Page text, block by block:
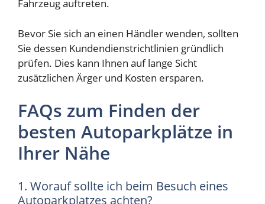
Fahrzeug auftreten.
Bevor Sie sich an einen Händler wenden, sollten
Sie dessen Kundendienstrichtlinien gründlich
prüfen. Dies kann Ihnen auf lange Sicht
zusätzlichen Ärger und Kosten ersparen.
FAQs zum Finden der
besten Autoparkplätze in
Ihrer Nähe
1. Worauf sollte ich beim Besuch eines
Autoparkplatzes achten?